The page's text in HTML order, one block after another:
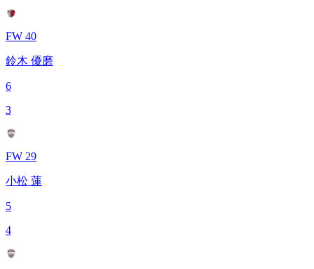
FW 40
鈴木 優磨
6
3
FW 29
小松 蓮
5
4